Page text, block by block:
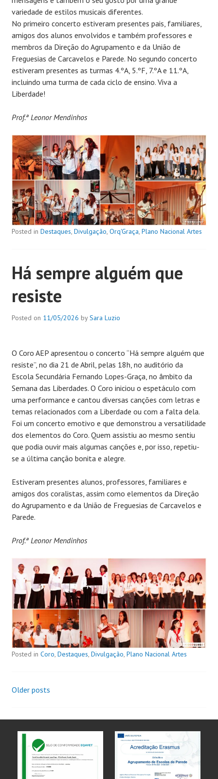
variedade de estilos musicais diferentes.
No primeiro concerto estiveram presentes pais, familiares,
amigos dos alunos envolvidos e também professores e
membros da Direção do Agrupamento e da União de
Freguesias de Carcavelos e Parede. No segundo concerto
estiveram presentes as turmas 4.ºA, 5.ºF, 7.ºA e 11.ºA,
incluindo uma turma de cada ciclo de ensino. Viva a
Liberdade!
Prof.ª Leonor Mendinhos
Posted in Destaques Divulgação Orq'Graça Plano Nacional Artes
Há sempre alguém que
resiste
Posted on 11/05/2026 bySara Luzio
O Coro AEP apresentou o concerto “Há sempre alguém que
resiste”, no dia 21 de Abril, pelas 18h, no auditório da
Escola Secundária Fernando Lopes-Graça, no âmbito da
Semana das Liberdades. O Coro iniciou o espetáculo com
uma performance e cantou diversas canções com letras e
temas relacionados com a Liberdade ou com a falta dela.
Foi um concerto emotivo e que demonstrou a versatilidade
dos elementos do Coro. Quem assistiu ao mesmo sentiu
que podia ouvir mais algumas canções e, por isso, repetiu-
se a última canção bonita e alegre.
Estiveram presentes alunos, professores, familiares e
amigos dos coralistas, assim como elementos da Direção
do Agrupamento e da União de Freguesias de Carcavelos e
Parede.
Prof.ª Leonor Mendinhos
Posted in Coro, Destaques, Divulgação, Plano Nacional Artes
Older posts